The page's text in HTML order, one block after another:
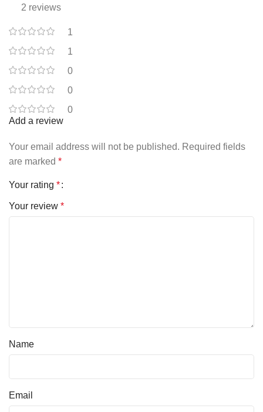
2 reviews
1
1
0
0
0
Add a review
Your email address will not be published. Required fields
are marked *
Your rating *
Your review *
Name
Email